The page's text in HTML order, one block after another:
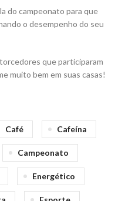
do campeonato para que
o desempenho do seu
que participaram
muito bem em suas casas!
Café Cafeína
Campeonato
Energético